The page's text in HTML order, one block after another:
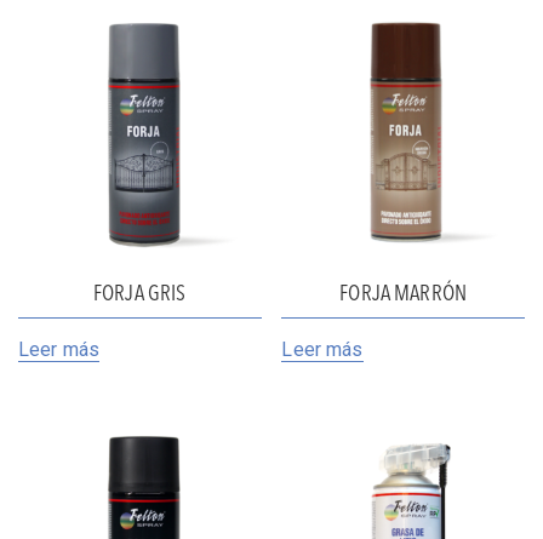
FORJA GRIS
Leer más
FORJA MARRÓN
Leer más